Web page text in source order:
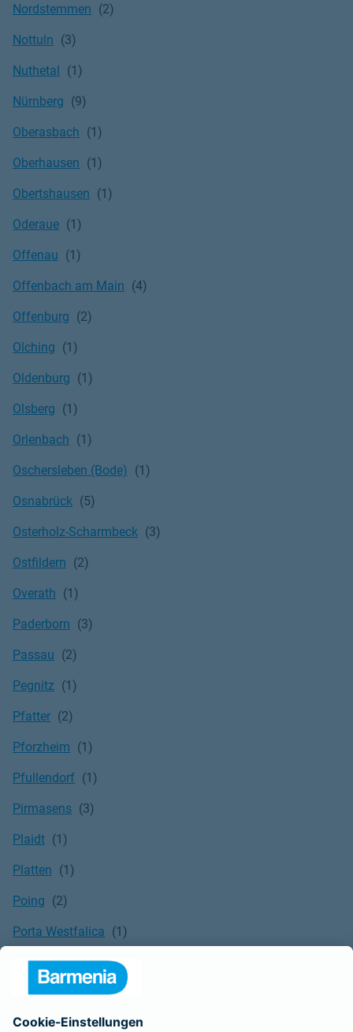
Nordstemmen
Nottuln
Nuthetal
Nürnberg
Oberasbach
Oberhausen
Obertshausen
Oderaue
Offenau
Offenbach am Main
Offenburg
Olching
Oldenburg
Olsberg
Orlenbach
Oschersleben (Bode)
Osnabrück
Osterholz-Scharmbeck
Ostfildern
Overath
Paderborn
Passau
Pegnitz
Pfatter
Pforzheim
Pfullendorf
Pirmasens
Plaidt
Platten
Poing
Porta Westfalica
Potsdam
Pritzwalk
Puchheim